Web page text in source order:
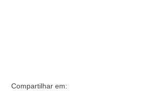
Compartilhar em: